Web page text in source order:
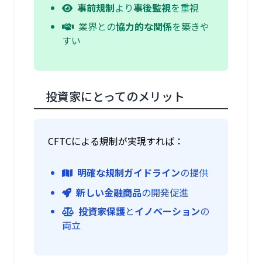
事前規制より事後監視を重視
業界との協力的な関係を築きや
すい
投資家にとってのメリット
CFTCによる規制が実現すれば：
明確な規制ガイドラインの提供
新しい金融商品の開発促進
投資家保護とイノベーションの
両立